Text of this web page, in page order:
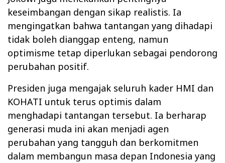
keseimbangan dengan sikap realistis. Ia
mengingatkan bahwa tantangan yang dihadapi
tidak boleh dianggap enteng, namun
optimisme tetap diperlukan sebagai pendorong
perubahan positif.
Presiden juga mengajak seluruh kader HMI dan
KOHATI untuk terus optimis dalam
menghadapi tantangan tersebut. Ia berharap
generasi muda ini akan menjadi agen
perubahan yang tangguh dan berkomitmen
dalam membangun masa depan Indonesia yang